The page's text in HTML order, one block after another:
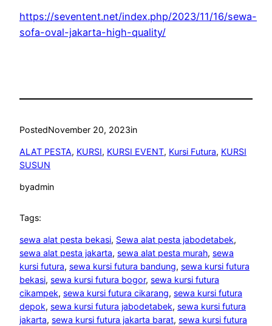
https://seventent.net/index.php/2023/11/16/sewa-
sofa-oval-jakarta-high-quality/
PostedNovember 20, 2023in
ALAT PESTA, KURSI, KURSI EVENT, Kursi Futura, KURSI
SUSUN
byadmin
Tags:
sewa alat pesta bekasi, Sewa alat pesta jabodetabek
sewa alat pesta jakarta, sewa alat pesta murah, sewa
kursi futura, sewa kursi futura bandung, sewa kursi futura
bekasi, sewa kursi futura bogor, sewa kursi futura
cikampek, sewa kursi futura cikarang, sewa kursi futura
depok, sewa kursi futura jabodetabek, sewa kursi futura
jakarta, sewa kursi futura jakarta barat, sewa kursi futura